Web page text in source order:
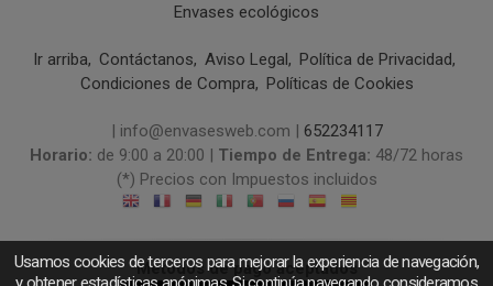
Envases ecológicos
Ir arriba Contáctanos Aviso Legal
Política de Privacidad
Condiciones de Compra
Políticas de Cookies
| info@envasesweb.com | 652234117
Horario: de 9:00 a 20:00 | Tiempo de Entrega: 48/72 horas
(*) Precios con Impuestos incluidos
Métodos de pago aceptados
Usamos cookies de terceros para mejorar la experiencia de navegación,